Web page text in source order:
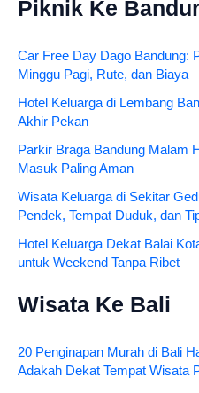
Piknik Ke
Car Free Day Dago Bandung:
Minggu Pagi, Rute, dan Biaya
Hotel Keluarga di Lembang
Akhir Pekan
Parkir Braga Bandung Malam
Masuk Paling Aman
Wisata Keluarga di Sekitar
Pendek, Tempat Duduk, dan
Hotel Keluarga Dekat Balai
untuk Weekend Tanpa Ribet
Wisata Ke Bali
20 Penginapan Murah di Bali
Adakah Dekat Tempat Wisata